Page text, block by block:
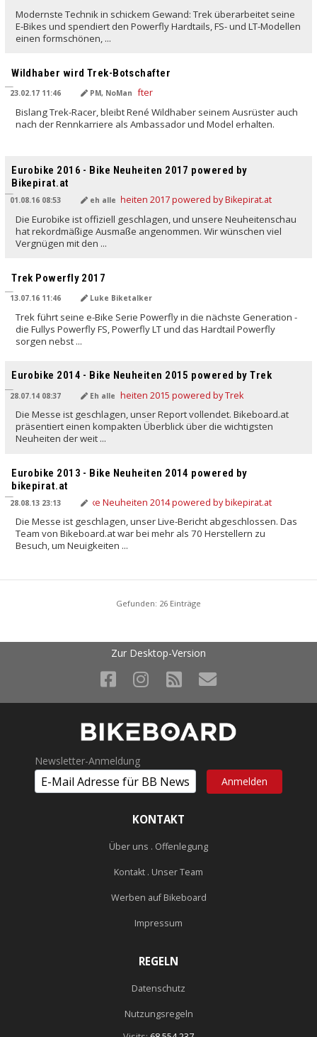
Modernste Technik in schickem Gewand: Trek überarbeitet seine
E-Bikes und spendiert den Powerfly Hardtails, FS- und LT-Modellen
einen formschönen, ...
Wildhaber wird Trek-Botschafter
23.02.17 11:46 PM, NoMan
Bislang Trek-Racer, bleibt René Wildhaber seinem Ausrüster auch
nach der Rennkarriere als Ambassador und Model erhalten.
Eurobike 2016 - Bike Neuheiten 2017 powered by
Bikepirat.at
01.08.16 08:53 eh alle
Die Eurobike ist offiziell geschlagen, und unsere Neuheitenschau
hat rekordmäßige Ausmaße angenommen. Wir wünschen viel
Vergnügen mit den ...
Trek Powerfly 2017
13.07.16 11:46 Luke Biketalker
Trek führt seine e-Bike Serie Powerfly in die nächste Generation -
die Fullys Powerfly FS, Powerfly LT und das Hardtail Powerfly
sorgen nebst ...
Eurobike 2014 - Bike Neuheiten 2015 powered by Trek
28.07.14 08:37 Eh alle
Die Messe ist geschlagen, unser Report vollendet. Bikeboard.at
präsentiert einen kompakten Überblick über die wichtigsten
Neuheiten der weit ...
Eurobike 2013 - Bike Neuheiten 2014 powered by
bikepirat.at
28.08.13 23:13
Die Messe ist geschlagen, unser Live-Bericht abgeschlossen. Das
Team von Bikeboard.at war bei mehr als 70 Herstellern zu
Besuch, um Neuigkeiten ...
Gefunden: 26 Einträge
Zur Desktop-Version
Newsletter-Anmeldung
KONTAKT
Über uns . Offenlegung
Kontakt . Unser Team
Werben auf Bikeboard
Impressum
REGELN
Datenschutz
Nutzungsregeln